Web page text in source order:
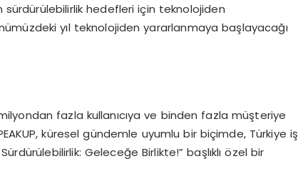
sürdürülebilirlik hedefleri için teknolojiden
yıl teknolojiden yararlanmaya başlayacağı
fazla kullanıcıya ve binden fazla müşteriye
küresel gündemle uyumlu bir biçimde, Türkiye iş
Geleceğe Birlikte!” başlıklı özel bir